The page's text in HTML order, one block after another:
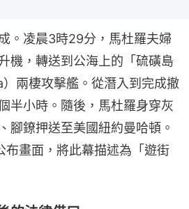
。凌晨3時29分，馬杜羅夫婦
機，轉送到公海上的「硫磺島
兩棲攻擊艦。從潛入到完成撤
半小時。隨後，馬杜羅身穿灰
腳鐐押送至美國紐約曼哈頓。
布畫面，將此幕描述為「遊街